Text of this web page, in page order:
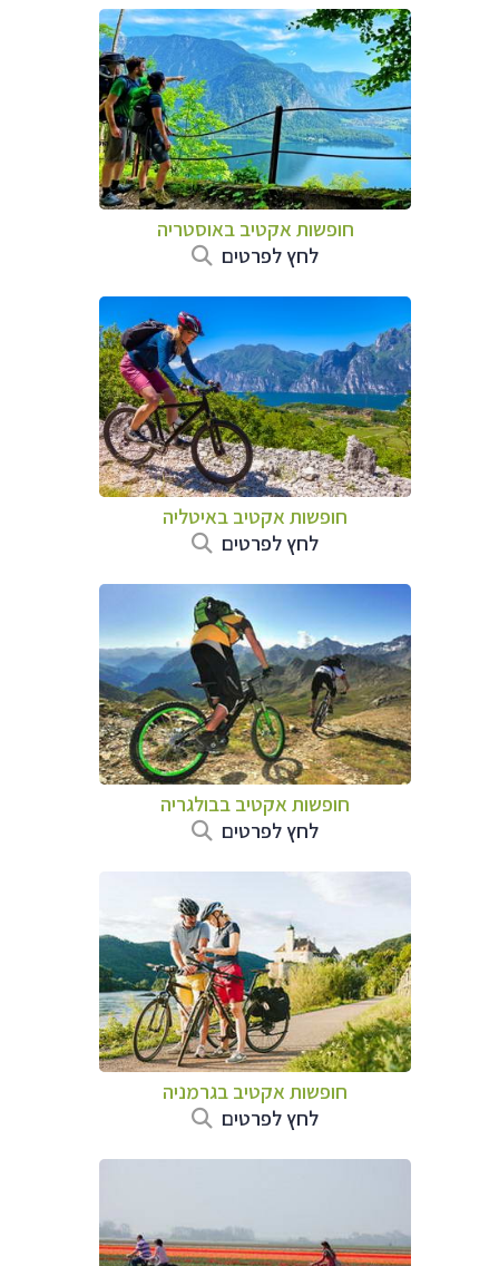
חופשות אקטיב באוסטריה
לחץ לפרטים
חופשות אקטיב באיטליה
לחץ לפרטים
חופשות אקטיב בבולגריה
לחץ לפרטים
חופשות אקטיב בגרמניה
לחץ לפרטים